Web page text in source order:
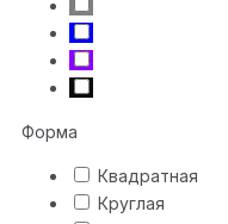
Форма
Квадратная
Круглая